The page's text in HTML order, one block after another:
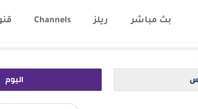
بث مباشر ريلز Channels
اليوم